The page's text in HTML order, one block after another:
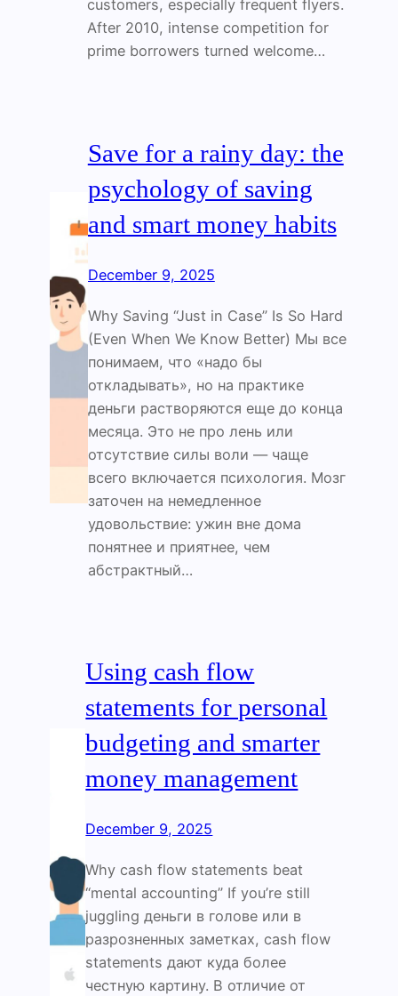
customers, especially frequent flyers.
After 2010, intense competition for
prime borrowers turned welcome…
Save for a rainy day: the
psychology of saving
and smart money habits
December 9, 2025
Why Saving “Just in Case” Is So Hard
(Even When We Know Better) Мы все
понимаем, что «надо бы
откладывать», но на практике
деньги растворяются еще до конца
месяца. Это не про лень или
отсутствие силы воли — чаще
всего включается психология. Мозг
заточен на немедленное
удовольствие: ужин вне дома
понятнее и приятнее, чем
абстрактный…
Using cash flow
statements for personal
budgeting and smarter
money management
December 9, 2025
Why cash flow statements beat
“mental accounting” If you’re still
juggling деньги в голове или в
разрозненных заметках, cash flow
statements дают куда более
честную картину. В отличие от